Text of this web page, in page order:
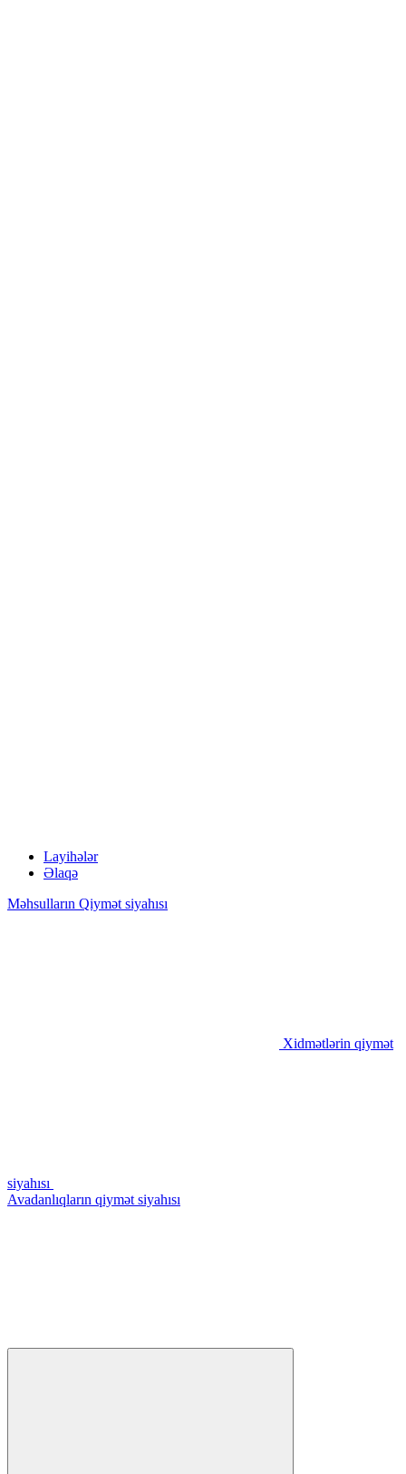
Layihələr
Əlaqə
Məhsulların Qiymət siyahısı
Xidmətlərin qiymət
siyahısı
Avadanlıqların qiymət siyahısı